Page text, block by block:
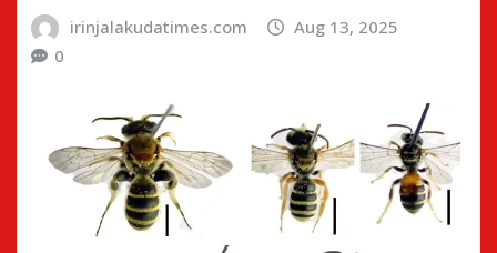
irinjalakudatimes.com
Aug 13, 2025
0